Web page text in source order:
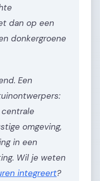
dan op een
donkergroene
Een
omgeving,
in een
Wil je weten
integreert?